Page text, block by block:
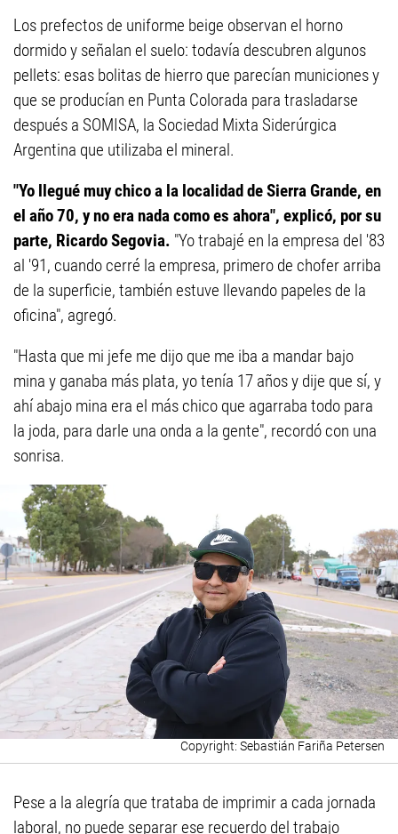
Los prefectos de uniforme beige observan el horno
dormido y señalan el suelo: todavía descubren algunos
pellets: esas bolitas de hierro que parecían municiones y
que se producían en Punta Colorada para trasladarse
después a SOMISA, la Sociedad Mixta Siderúrgica
Argentina que utilizaba el mineral.
"Yo llegué muy chico a la localidad de Sierra Grande, en
el año 70, y no era nada como es ahora", explicó, por su
parte, Ricardo Segovia. "Yo trabajé en la empresa del '83
al '91, cuando cerré la empresa, primero de chofer arriba
de la superficie, también estuve llevando papeles de la
oficina", agregó.
"Hasta que mi jefe me dijo que me iba a mandar bajo
mina y ganaba más plata, yo tenía 17 años y dije que sí, y
ahí abajo mina era el más chico que agarraba todo para
la joda, para darle una onda a la gente", recordó con una
sonrisa.
Sebastián Fariña Petersen
Pese a la alegría que trataba de imprimir a cada jornada
laboral, no puede separar ese recuerdo del trabajo